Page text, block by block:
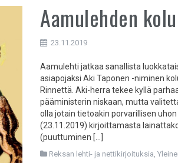
Aamulehden
23.11.2019
Aamulehti jatkaa sanallista
asiapojaksi Aki Taponen -niminen
Rinnettä. Aki-herra tekee kyllä
pääministerin niskaan, mutta
olla jotain tietoakin porvarillisen
(23.11.2019) kirjoittamasta
(puuttuminen […]
Reksan lehti- ja nettikirjoituksia,